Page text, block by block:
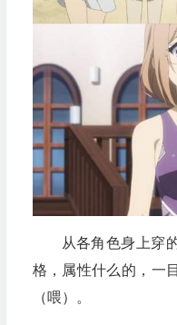
从各角色身上穿
格，属性什么的，一
（喂）。